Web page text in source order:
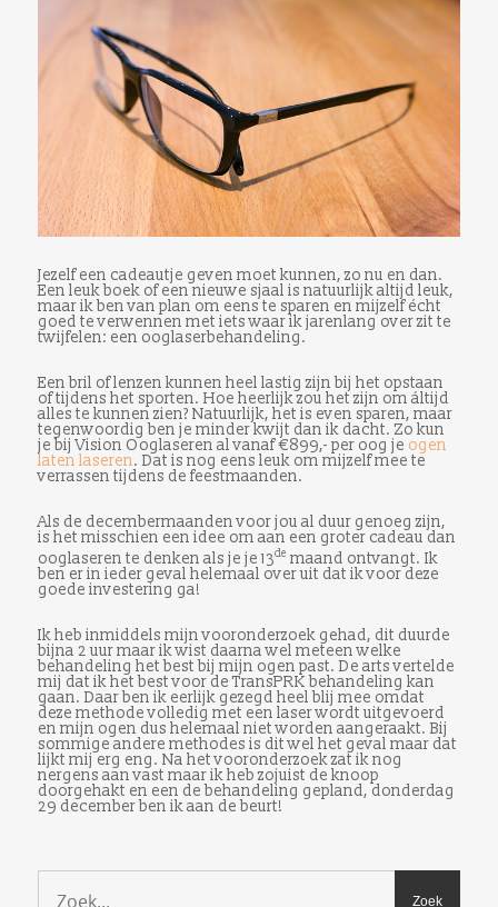
Jezelf een cadeautje geven moet kunnen, zo nu en dan.
Een leuk boek of een nieuwe sjaal is natuurlijk altijd leuk,
maar ik ben van plan om eens te sparen en mijzelf écht
goed te verwennen met iets waar ik jarenlang over zit te
twijfelen: een ooglaserbehandeling.
Een bril of lenzen kunnen heel lastig zijn bij het opstaan
of tijdens het sporten. Hoe heerlijk zou het zijn om áltijd
alles te kunnen zien? Natuurlijk, het is even sparen, maar
tegenwoordig ben je minder kwijt dan ik dacht. Zo kun
je bij Vision Ooglaseren al vanaf €899,- per oog je ogen
laten laseren. Dat is nog eens leuk om mijzelf mee te
verrassen tijdens de feestmaanden.
Als de decembermaanden voor jou al duur genoeg zijn,
is het misschien een idee om aan een groter cadeau dan
ooglaseren te denken als je je 13de maand ontvangt. Ik
ben er in ieder geval helemaal over uit dat ik voor deze
goede investering ga!
Ik heb inmiddels mijn vooronderzoek gehad, dit duurde
bijna 2 uur maar ik wist daarna wel meteen welke
behandeling het best bij mijn ogen past. De arts vertelde
mij dat ik het best voor de TransPRK behandeling kan
gaan. Daar ben ik eerlijk gezegd heel blij mee omdat
deze methode volledig met een laser wordt uitgevoerd
en mijn ogen dus helemaal niet worden aangeraakt. Bij
sommige andere methodes is dit wel het geval maar dat
lijkt mij erg eng. Na het vooronderzoek zat ik nog
nergens aan vast maar ik heb zojuist de knoop
doorgehakt en een de behandeling gepland, donderdag
29 december ben ik aan de beurt!